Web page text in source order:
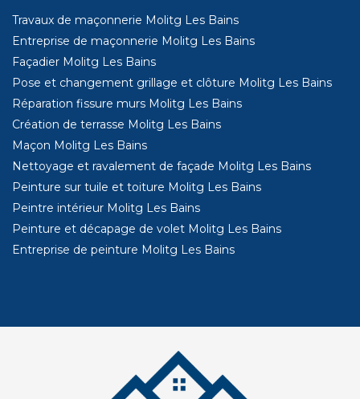
Travaux de maçonnerie Molitg Les Bains
Entreprise de maçonnerie Molitg Les Bains
Façadier Molitg Les Bains
Pose et changement grillage et clôture Molitg Les Bains
Réparation fissure murs Molitg Les Bains
Création de terrasse Molitg Les Bains
Maçon Molitg Les Bains
Nettoyage et ravalement de façade Molitg Les Bains
Peinture sur tuile et toiture Molitg Les Bains
Peintre intérieur Molitg Les Bains
Peinture et décapage de volet Molitg Les Bains
Entreprise de peinture Molitg Les Bains